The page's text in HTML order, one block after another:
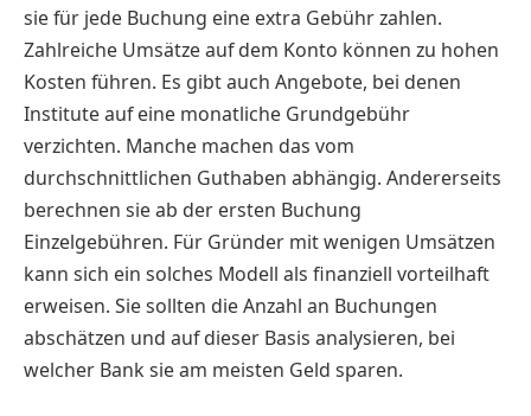
sie für jede Buchung eine extra Gebühr zahlen.
Zahlreiche Umsätze auf dem Konto können zu hohen
Kosten führen. Es gibt auch Angebote, bei denen
Institute auf eine monatliche Grundgebühr
verzichten. Manche machen das vom
durchschnittlichen Guthaben abhängig. Andererseits
berechnen sie ab der ersten Buchung
Einzelgebühren. Für Gründer mit wenigen Umsätzen
kann sich ein solches Modell als finanziell vorteilhaft
erweisen. Sie sollten die Anzahl an Buchungen
abschätzen und auf dieser Basis analysieren, bei
welcher Bank sie am meisten Geld sparen.